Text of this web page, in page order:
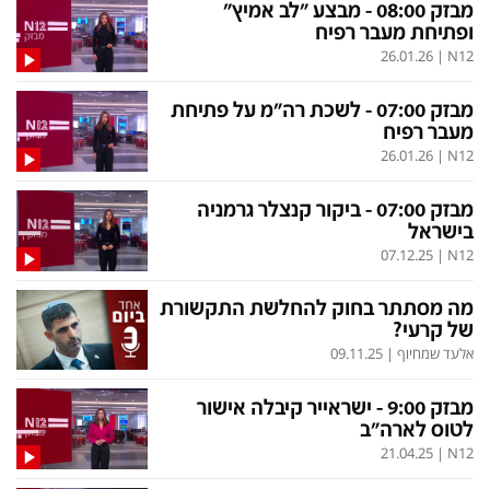
מבזק 08:00 - מבצע "לב אמיץ"
ופתיחת מעבר רפיח
N12
|
26.01.26
מבזק 07:00 - לשכת רה"מ על פתיחת
מעבר רפיח
N12
|
26.01.26
מבזק 07:00 - ביקור קנצלר גרמניה
בישראל
N12
|
07.12.25
מה מסתתר בחוק להחלשת התקשורת
של קרעי?
אלעד שמחיוף |
09.11.25
מבזק 9:00 - ישראייר קיבלה אישור
לטוס לארה"ב
N12
|
21.04.25